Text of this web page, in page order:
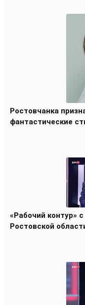
Ростовчанка
фантастические
«Рабочий контур»
Ростовской